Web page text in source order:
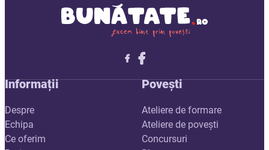
Follow me on X
Follow me on LinkedIn
Follow me on X
Informații
Despre
Echipa
Ce oferim
Povești
Ateliere de formare
Ateliere de povești
Concursuri